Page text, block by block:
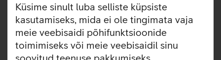
Küsime sinult luba selliste küpsiste
kasutamiseks, mida ei ole tingimata vaja
meie veebisaidi põhifunktsioonide
toimimiseks või meie veebisaidil sinu
soovitud teenuse pakkumiseks.